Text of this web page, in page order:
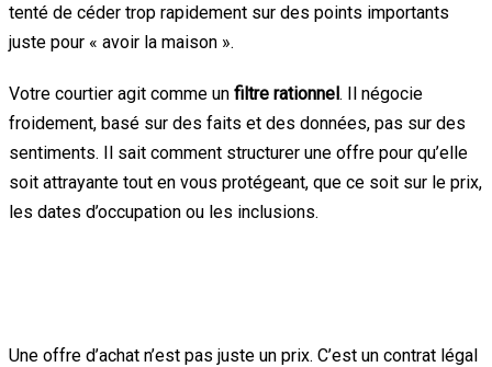
tenté de céder trop rapidement sur des points importants
juste pour « avoir la maison ».
Votre courtier agit comme un filtre rationnel. Il négocie
froidement, basé sur des faits et des données, pas sur des
sentiments. Il sait comment structurer une offre pour qu’elle
soit attrayante tout en vous protégeant, que ce soit sur le prix,
les dates d’occupation ou les inclusions.
Une offre d’achat n’est pas juste un prix. C’est un contrat légal